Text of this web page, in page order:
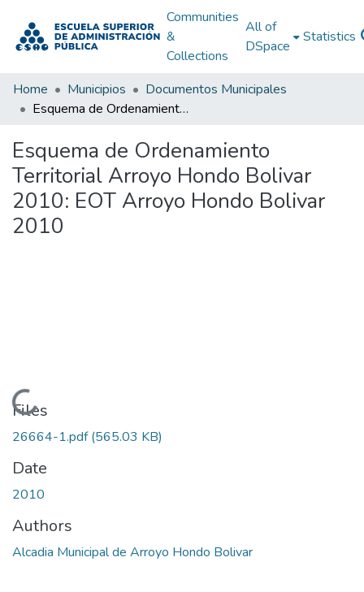
Communities
&
Collections
All of
DSpace
Statistics
Home Municipios
Documentos Municipales
Esquema de Ordenamiento Territorial Arroyo Hondo Bolivar 2010: EOT Arroyo Hondo Bolivar 2010
Esquema de Ordenamiento
Territorial Arroyo Hondo Bolivar
2010: EOT Arroyo Hondo Bolivar
2010
Loading...
Files
26664-1.pdf(565.03 KB)
Date
2010
Authors
Alcadia Municipal de Arroyo Hondo Bolivar